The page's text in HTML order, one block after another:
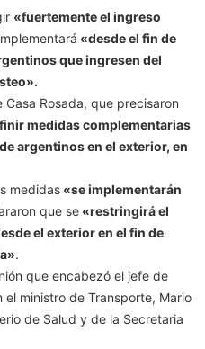
«fuertemente el ingreso
«desde el fin de
que ingresen del
Rosada, que precisaron
medidas complementarias
argentinos en el exterior, en
medidas «se implementarán
que se «restringirá el
el exterior en el fin de
.
que encabezó el jefe de
ministro de Transporte, Mario
de Salud y de la Secretaria